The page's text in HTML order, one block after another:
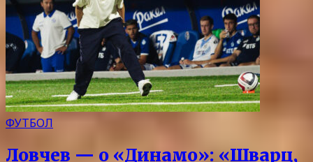
ФУТБОЛ
Ловчев — о «Динамо»: «Шварц,